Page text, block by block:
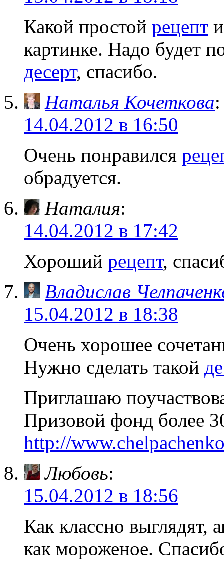
Какой простой рецепт
картинке. Надо будет
десерт, спасибо.
Наталья Кочеткова:
14.04.2012 в 16:50
Очень понравился
обрадуется.
Наталия:
14.04.2012 в 17:42
Хороший рецепт,
Владислав
15.04.2012 в 18:38
Очень хорошее
Нужно сделать такой
Приглашаю
Призовой фонд более
http://
Любовь:
15.04.2012 в 18:56
Как классно выглядят,
как мороженое.